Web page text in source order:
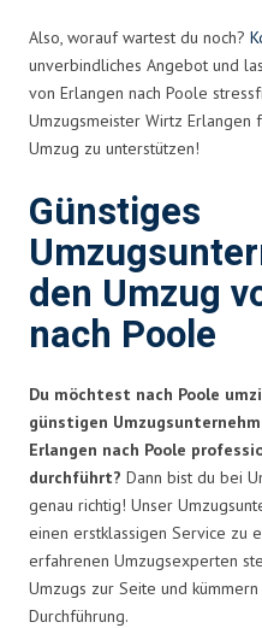
Also, worauf wartest du noch?
unverbindliches Angebot und
von Erlangen nach Poole
Umzugsmeister Wirtz Erlangen
Umzug zu unterstützen!
Günstiges
den Umzug
nach Poole
Du möchtest nach Poole
günstigen
Erlangen nach Poole
durchführt? Dann bist du bei
genau richtig! Unser
einen erstklassigen Service zu
erfahrenen Umzugsexperten
Umzugs zur Seite und
Durchführung.